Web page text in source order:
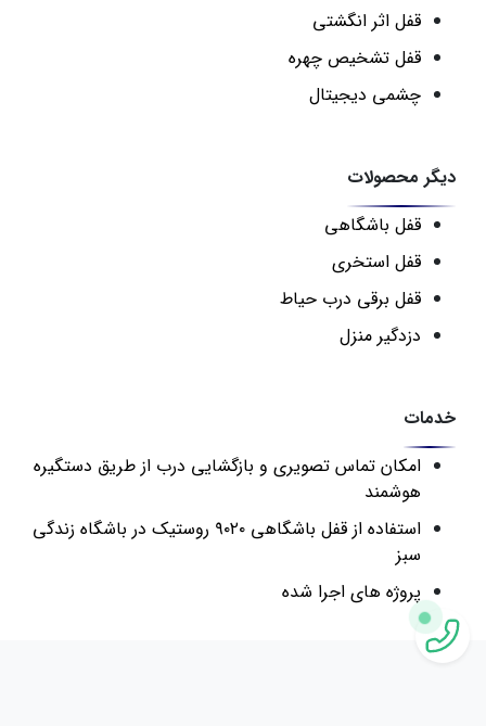
قفل اثر انگشتی
قفل تشخیص چهره
چشمی دیجیتال
دیگر محصولات
قفل باشگاهی
قفل استخری
قفل برقی درب حیاط
دزدگیر منزل
خدمات
امکان تماس تصویری و بازگشایی درب از طریق دستگیره
هوشمند
استفاده از قفل باشگاهی ۹۰۲۰ روستیک در باشگاه زندگی
سبز
پروژه های اجرا شده